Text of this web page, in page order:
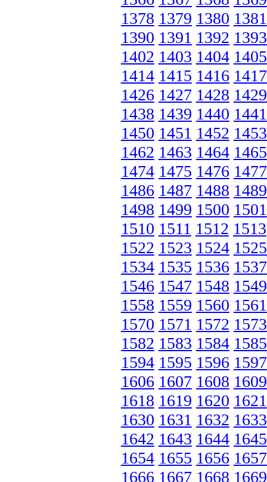
1378 1379 1380 1381
1390 1391 1392 1393
1402 1403 1404 1405
1414 1415 1416 1417
1426 1427 1428 1429
1438 1439 1440 1441
1450 1451 1452 1453
1462 1463 1464 1465
1474 1475 1476 1477
1486 1487 1488 1489
1498 1499 1500 1501
1510 1511 1512 1513
1522 1523 1524 1525
1534 1535 1536 1537
1546 1547 1548 1549
1558 1559 1560 1561
1570 1571 1572 1573
1582 1583 1584 1585
1594 1595 1596 1597
1606 1607 1608 1609
1618 1619 1620 1621
1630 1631 1632 1633
1642 1643 1644 1645
1654 1655 1656 1657
1666 1667 1668 1669